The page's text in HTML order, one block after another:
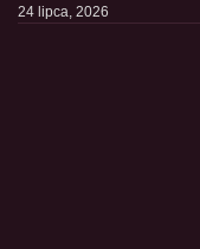
24 lipca, 2026